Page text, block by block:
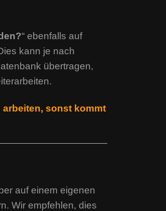
“ ebenfalls auf
kann je nach
übertragen,
sonst kommt
auf einem eigenen
Wir empfehlen, dies